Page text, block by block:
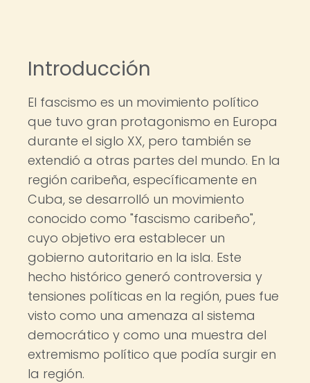
Introducción
El fascismo es un movimiento político
que tuvo gran protagonismo en Europa
durante el siglo XX, pero también se
extendió a otras partes del mundo. En la
región caribeña, específicamente en
Cuba, se desarrolló un movimiento
conocido como "fascismo caribeño",
cuyo objetivo era establecer un
gobierno autoritario en la isla. Este
hecho histórico generó controversia y
tensiones políticas en la región, pues fue
visto como una amenaza al sistema
democrático y como una muestra del
extremismo político que podía surgir en
la región.